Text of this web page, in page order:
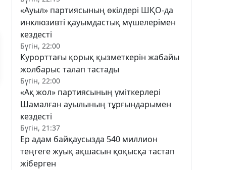
«Ауыл» партиясының өкілдері ШҚО-да
инклюзивті қауымдастық мүшелерімен
кездесті
Бүгін, 22:00
Курорттағы қорық қызметкерін жабайы
жолбарыс талап тастады
Бүгін, 22:00
«Ақ жол» партиясының үміткерлері
Шамалған ауылының тұрғындарымен
кездесті
Бүгін, 21:37
Ер адам байқаусызда 540 миллион
теңгеге жуық ақшасын қоқысқа тастап
жіберген